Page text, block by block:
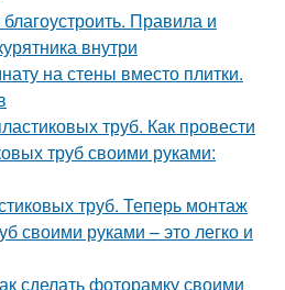
Правила и
внутри
на стены вместо плитки.
труб. Как провести
труб своими руками:
труб. Теперь монтаж
своими руками – это легко и
сделать фоторамку своими